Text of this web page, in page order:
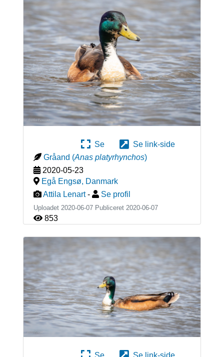
Se
Se link-side
Gråand (Anas platyrhynchos)
2020-05-23
Egå Engsø, Danmark
Attila Lenart - Se profil
Uploadet 2020-06-07 Publiceret 2020-06-07
853
Se Se link-side